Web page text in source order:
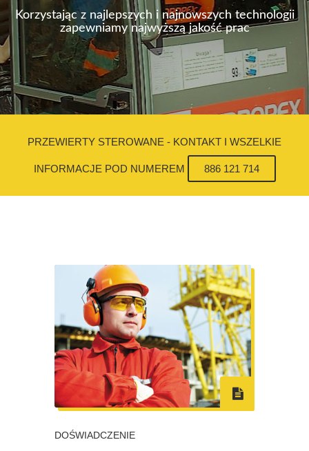
Korzystając z najlepszych i najnowszych technologii
zapewniamy najwyższą jakość prac
PRZEWIERTY STEROWANE - KONTAKT I WSZELKIE
INFORMACJE POD NUMEREM 886 121 714
DOŚWIADCZENIE